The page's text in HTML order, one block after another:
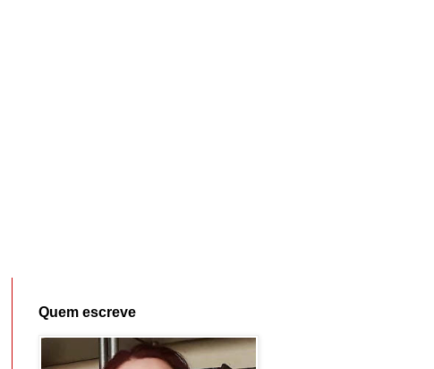
Quem escreve